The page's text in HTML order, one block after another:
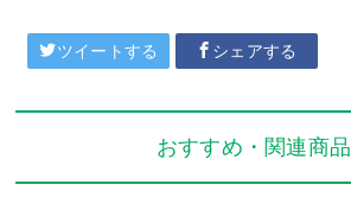
ツイートする シェアする
おすすめ・関連商品